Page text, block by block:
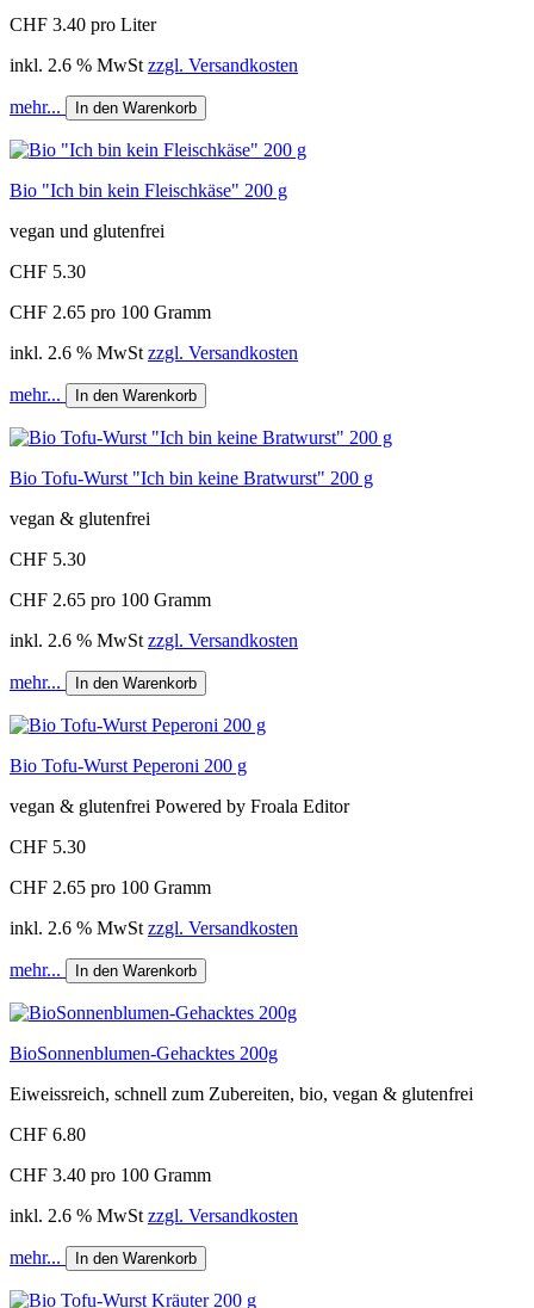
CHF 3.40 pro Liter
inkl. 2.6 % MwSt zzgl. Versandkosten
mehr... In den Warenkorb
Bio "Ich bin kein Fleischkäse" 200 g
vegan und glutenfrei
CHF 5.30
CHF 2.65 pro 100 Gramm
inkl. 2.6 % MwSt zzgl. Versandkosten
mehr... In den Warenkorb
Bio Tofu-Wurst "Ich bin keine Bratwurst" 200 g
vegan & glutenfrei
CHF 5.30
CHF 2.65 pro 100 Gramm
inkl. 2.6 % MwSt zzgl. Versandkosten
mehr... In den Warenkorb
Bio Tofu-Wurst Peperoni 200 g
vegan & glutenfrei Powered by Froala Editor
CHF 5.30
CHF 2.65 pro 100 Gramm
inkl. 2.6 % MwSt zzgl. Versandkosten
mehr... In den Warenkorb
BioSonnenblumen-Gehacktes 200g
Eiweissreich, schnell zum Zubereiten, bio, vegan & glutenfrei
CHF 6.80
CHF 3.40 pro 100 Gramm
inkl. 2.6 % MwSt zzgl. Versandkosten
mehr... In den Warenkorb